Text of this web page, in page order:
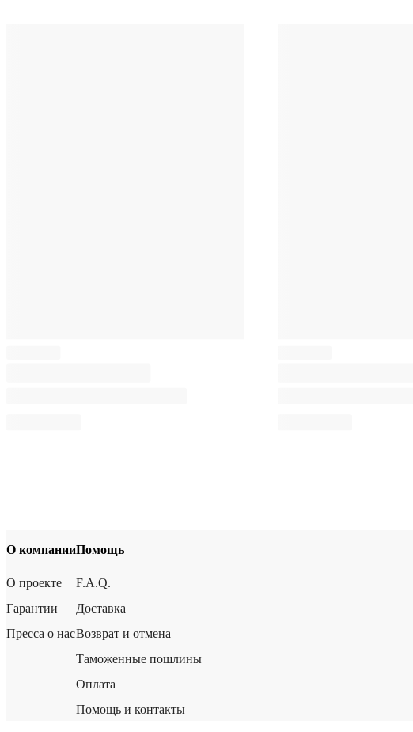
О компании
О проекте
Гарантии
Пресса о нас
Помощь
F.A.Q.
Доставка
Возврат и отмена
Таможенные пошлины
Оплата
Помощь и контакты